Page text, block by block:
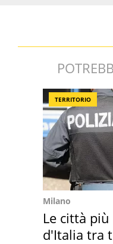
TERRITORIO
Milano
Le città
d'Italia tra